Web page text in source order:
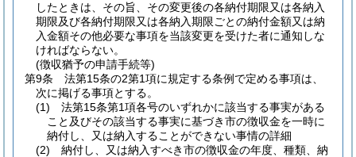
したときは、その旨、その変更後の各納付期限又は各納入
期限及び各納付期限又は各納入期限ごとの納付金額又は納
入金額その他必要な事項を当該変更を受けた者に通知しな
ければならない。
(徴収猶予の申請手続等)
第9条
法第15条の2第1項に規定する条例で定める事項は、
次に掲げる事項とする。
(1)
法第15条第1項各号のいずれかに該当する事実がある
こと及びその該当する事実に基づき市の徴収金を一時に
納付し、又は納入することができない事情の詳細
(2)
納付し、又は納入すべき市の徴収金の年度、種類、納